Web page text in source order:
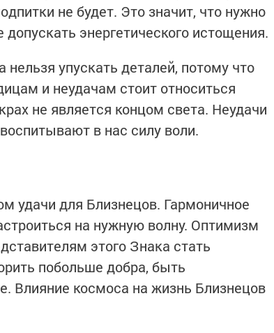
не будет. Это значит, что нужно
энергетического истощения.
упускать деталей, потому что
и неудачам стоит относиться
не является концом света. Неудачи
в нас силу воли.
удачи для Близнецов. Гармоничное
на нужную волну. Оптимизм
этого Знака стать
побольше добра, быть
Влияние космоса на жизнь Близнецов